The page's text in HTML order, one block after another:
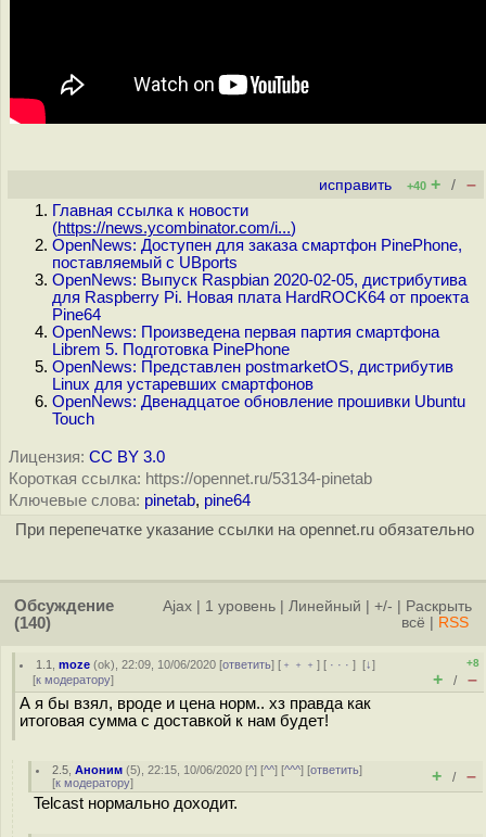
исправить +40 + / –
Главная ссылка к новости
(https://news.ycombinator.com/i...)
OpenNews: Доступен для заказа смартфон PinePhone,
поставляемый с UBports
OpenNews: Выпуск Raspbian 2020-02-05, дистрибутива
для Raspberry Pi. Новая плата HardROCK64 от проекта
Pine64
OpenNews: Произведена первая партия смартфона
Librem 5. Подготовка PinePhone
OpenNews: Представлен postmarketOS, дистрибутив
Linux для устаревших смартфонов
OpenNews: Двенадцатое обновление прошивки Ubuntu
Touch
Лицензия: CC BY 3.0
Короткая ссылка: https://opennet.ru/53134-pinetab
Ключевые слова: pinetab, pine64
При перепечатке указание ссылки на opennet.ru обязательно
Обсуждение
(140)
Ajax 1 уровень Линейный +/-
Раскрыть
всё
RSS
1.1 ,moze (ok), 22:09, 10/06/2020 [ответить] [ ﹢﹢﹢] [ · · ·][↓]
[к модератору]
+8
+ / –
А я бы взял, вроде и цена норм.. хз правда как
итоговая сумма с доставкой к нам будет!
2.5 ,Аноним (5), 22:15, 10/06/2020 [^] [^^] [^^^] [ответить]
[к модератору] + / –
Telcast нормально доходит.